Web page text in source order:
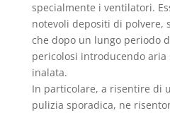
specialmente i ventilatori.
notevoli depositi di polvere,
che dopo un lungo periodo
pericolosi introducendo aria
inalata.
In particolare, a risentire di
pulizia sporadica, ne